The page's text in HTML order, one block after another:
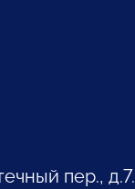
пер., д.7.